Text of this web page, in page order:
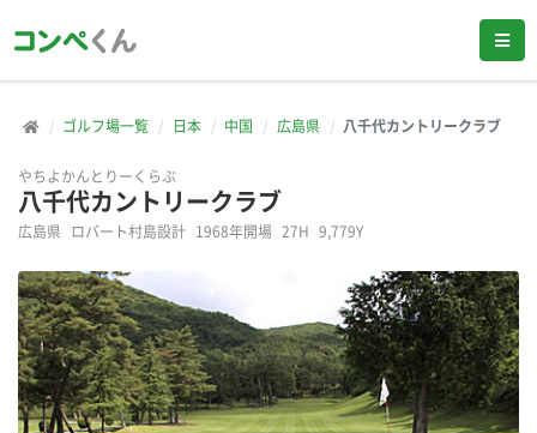
ゴルフ場一覧 日本 中国 広島県 八千代カントリークラブ
やちよかんとりーくらぶ
八千代カントリークラブ
広島県 ロバート村島設計 1968年開場 27H 9,779Y